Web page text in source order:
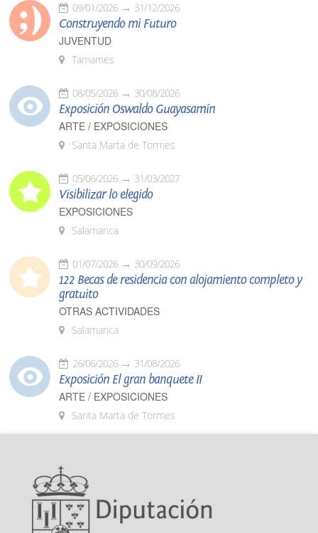
09/01/2026 31/12/2026
Construyendo mi Futuro
JUVENTUD
Tamames
08/05/2026 30/08/2026
Exposición Oswaldo Guayasamín
ARTE / EXPOSICIONES
Santa Marta de Tormes
05/06/2026 31/03/2027
Visibilizar lo elegido
EXPOSICIONES
Salamanca
01/07/2026 30/09/2026
122 Becas de residencia con alojamiento completo y
gratuito
OTRAS ACTIVIDADES
Salamanca
26/06/2026 31/08/2026
Exposición El gran banquete II
ARTE / EXPOSICIONES
Santa Marta de Tormes